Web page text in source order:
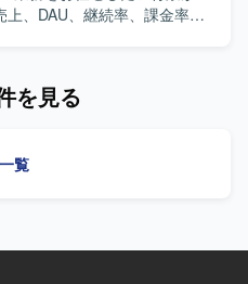
ラットフォーム展開の3Dゲ
料を作成します。クライア
人物像】 ク
めています。 【ポジシ
を見る
覧